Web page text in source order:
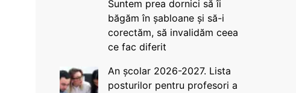
Suntem prea dornici să îi
băgăm în șabloane și să-i
corectăm, să invalidăm ceea
ce fac diferit
An școlar 2026-2027. Lista
posturilor pentru profesori a